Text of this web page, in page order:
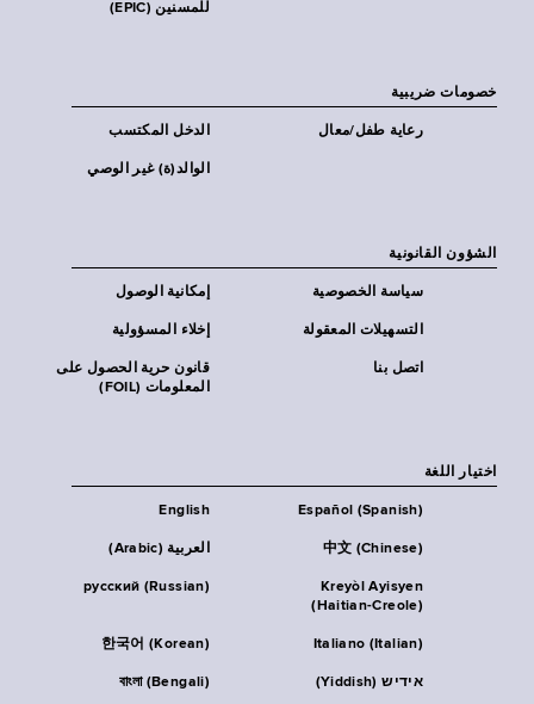
للمسنين (EPIC)
خصومات ضريبية
الدخل المكتسب رعاية طفل/معال
الوالد(ة) غير الوصي
الشؤون القانونية
إمكانية الوصول سياسة الخصوصية
إخلاء المسؤولية التسهيلات المعقولة
قانون حرية الحصول على
المعلومات (FOIL)
اتصل بنا
اختيار اللغة
English Español (Spanish)
العربية (Arabic) 中文 (Chinese)
русский (Russian)
Kreyòl Ayisyen
(Haitian-Creole)
한국어 (Korean) Italiano (Italian)
বাংলা (Bengali) אידיש (Yiddish)